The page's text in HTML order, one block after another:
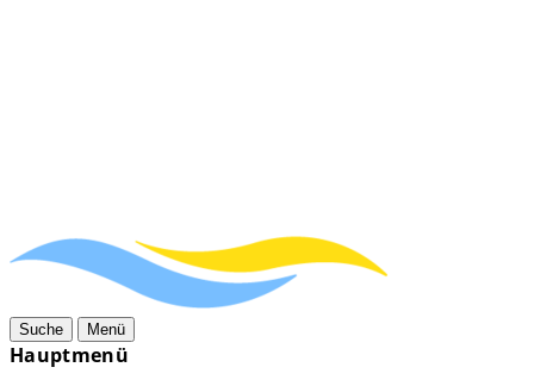
Suche Menü
Hauptmenü